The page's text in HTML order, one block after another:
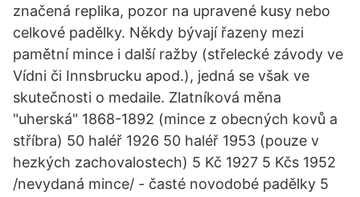
značená replika, pozor na upravené kusy nebo
celkové padělky. Někdy bývají řazeny mezi
pamětní mince i další ražby (střelecké závody ve
Vídni či Innsbrucku apod.), jedná se však ve
skutečnosti o medaile. Zlatníková měna
"uherská" 1868-1892 (mince z obecných kovů a
stříbra) 50 haléř 1926 50 haléř 1953 (pouze v
hezkých zachovalostech) 5 Kč 1927 5 Kčs 1952
/nevydaná mince/ - časté novodobé padělky 5